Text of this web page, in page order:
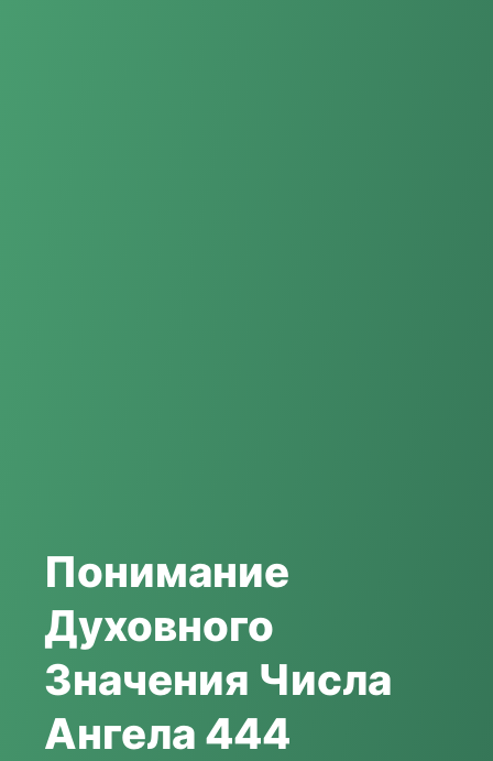
Понимание
Духовного
Значения Числа
Ангела 444